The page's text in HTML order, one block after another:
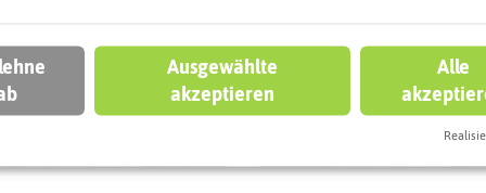
Luzia
Stolperstein Sara
Ausgewählte
akzeptieren
Alle